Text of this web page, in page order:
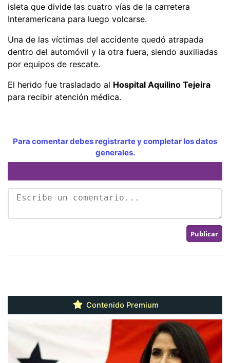
isleta que divide las cuatro vías de la carretera
Interamericana para luego volcarse.
Una de las víctimas del accidente quedó atrapada
dentro del automóvil y la otra fuera, siendo auxiliadas
por equipos de rescate.
El herido fue trasladado al Hospital Aquilino Tejeira
para recibir atención médica.
Para comentar debes registrarte y completar los datos
generales.
Contenido Premium